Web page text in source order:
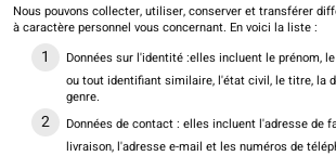
Nous pouvons collecter, utiliser, conserver et transférer
à caractère personnel vous concernant. En voici la liste :
Données sur l'identité :elles incluent le prénom,
ou tout identifiant similaire, l'état civil, le titre, la
genre.
Données de contact : elles incluent l'adresse de
livraison, l'adresse e-mail et les numéros de